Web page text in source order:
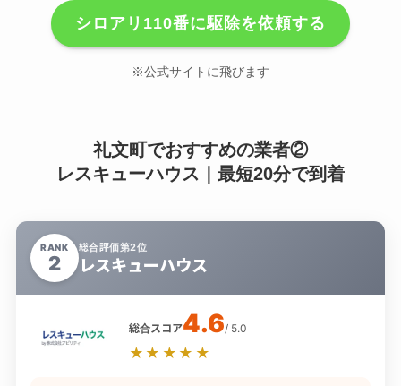
シロアリ110番に駆除を依頼する
※公式サイトに飛びます
礼文町でおすすめの業者②
レスキューハウス｜最短20分で到着
RANK
2
総合評価第2位
レスキューハウス
総合スコア4.6/ 5.0
★★★★★